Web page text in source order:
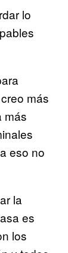
lo
más
más
eso no
la
es
los